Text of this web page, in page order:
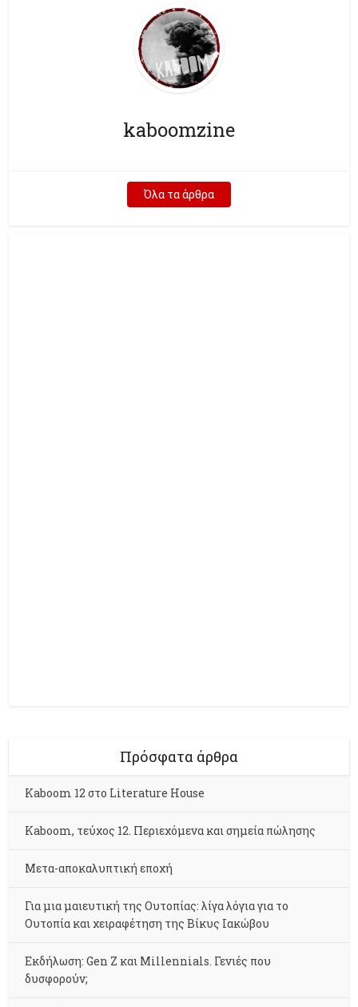
kaboomzine
Όλα τα άρθρα
Πρόσφατα άρθρα
Kaboom 12 στο Literature House
Kaboom, τεύχος 12. Περιεχόμενα και σημεία πώλησης
Μετα-αποκαλυπτική εποχή
Για μια μαιευτική της Ουτοπίας: λίγα λόγια για το
Ουτοπία και χειραφέτηση της Βίκυς Ιακώβου
Εκδήλωση: Gen Z και Millennials. Γενιές που
δυσφορούν;